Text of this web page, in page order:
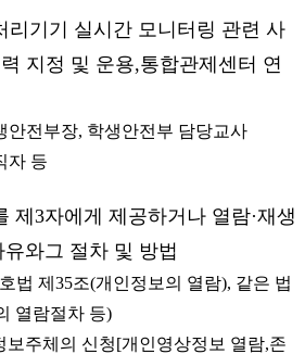
리기기 실시간 모니터링 관련 사
지정 및 운용,통합관제센터 연
안전부장, 학생안전부 담당교사
자 등
제3자에게 제공하거나 열람·재생
와그 절차 및 방법
법 제35조(개인정보의 열람), 같은 법
열람절차 등)
주체의 신청[개인영상정보 열람,존